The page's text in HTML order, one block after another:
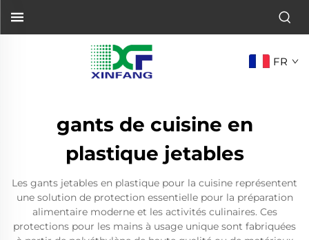
FR
gants de cuisine en
plastique jetables
Les gants jetables en plastique pour la cuisine représentent
une solution de protection essentielle pour la préparation
alimentaire moderne et les activités culinaires. Ces
protections pour les mains à usage unique sont fabriquées